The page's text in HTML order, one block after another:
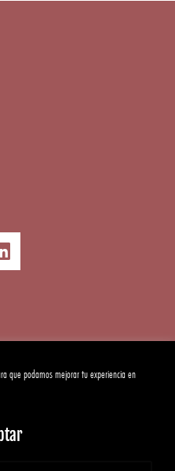
que podamos mejorar tu experiencia en